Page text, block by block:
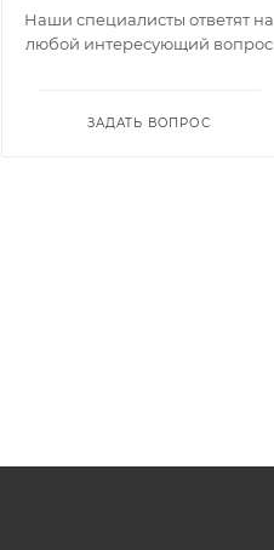
Наши специалисты ответят на
любой интересующий вопрос
ЗАДАТЬ ВОПРОС